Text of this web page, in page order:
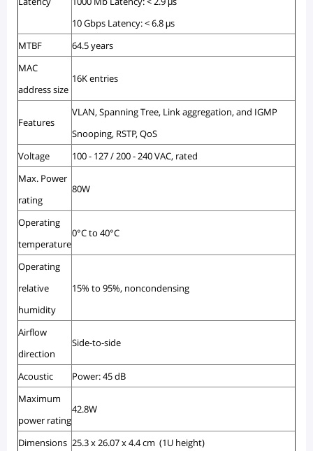
10 Gbps Latency: < 6.8 μs
MTBF
64.5 years
MAC
address size
16K entries
Features
VLAN, Spanning Tree, Link aggregation, and IGMP
Snooping, RSTP, QoS
Voltage
100 - 127 / 200 - 240 VAC, rated
Max. Power
rating
80W
Operating
temperature
0°C to 40°C
Operating
relative
humidity
15% to 95%, noncondensing
Airflow
direction
Side-to-side
Acoustic
Power: 45 dB
Maximum
power rating
42.8W
Dimensions 25.3 x 26.07 x 4.4 cm (1U height)